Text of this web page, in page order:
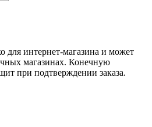
для интернет-магазина и может
магазинах. Конечную
при подтверждении заказа.